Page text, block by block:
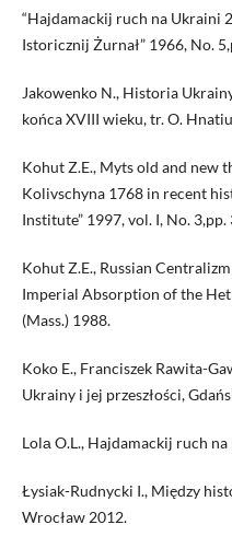
“Hajdamackij ruch na Ukraini
Istoricznij Żurnał” 1966, No.
Jakowenko N., Historia
końca XVIII wieku, tr. O.
Kohut Z.E., Myts old and new
Kolivschyna 1768 in recent
Institute” 1997, vol. I, No.
Kohut Z.E., Russian
Imperial Absorption of the
(Mass.) 1988.
Koko E., Franciszek Rawita-
Ukrainy i jej przeszłości,
Lolа O.L., Hajdamackij ruch
Łysiak-Rudnycki I., Między
Wrocław 2012.